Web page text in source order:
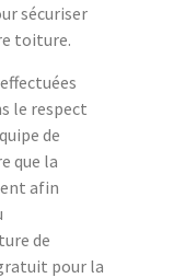
sécuriser
toiture.
le respect
de
que la
afin
de
pour la